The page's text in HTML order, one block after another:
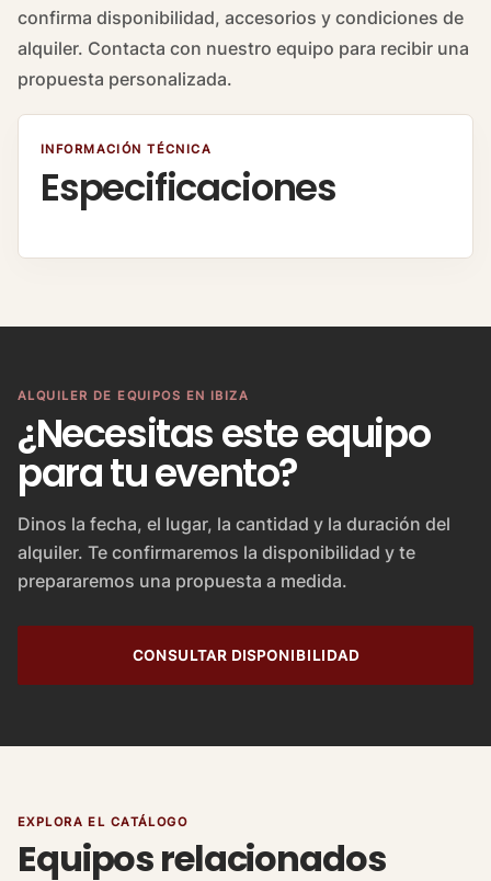
confirma disponibilidad, accesorios y condiciones de
alquiler. Contacta con nuestro equipo para recibir una
propuesta personalizada.
INFORMACIÓN TÉCNICA
Especificaciones
ALQUILER DE EQUIPOS EN IBIZA
¿Necesitas este equipo
para tu evento?
Dinos la fecha, el lugar, la cantidad y la duración del
alquiler. Te confirmaremos la disponibilidad y te
prepararemos una propuesta a medida.
CONSULTAR DISPONIBILIDAD
EXPLORA EL CATÁLOGO
Equipos relacionados